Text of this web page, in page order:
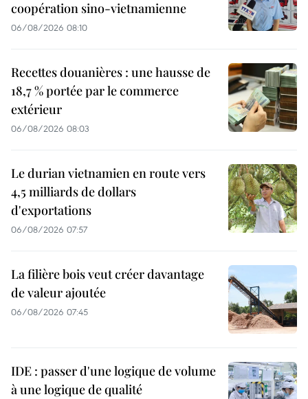
coopération sino-vietnamienne
06/08/2026 08:10
Recettes douanières : une hausse de
18,7 % portée par le commerce
extérieur
06/08/2026 08:03
Le durian vietnamien en route vers
4,5 milliards de dollars
d'exportations
06/08/2026 07:57
La filière bois veut créer davantage
de valeur ajoutée
06/08/2026 07:45
IDE : passer d'une logique de volume
à une logique de qualité